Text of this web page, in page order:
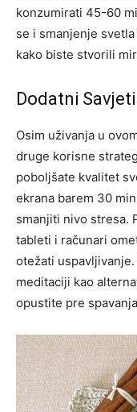
konzumirati 45-60
se i smanjenje
kako biste stvorili
Dodatni
Osim uživanja u
druge korisne
poboljšate kvalitet
ekrana barem 30
smanjiti nivo stresa.
tableti i računari
otežati uspavljivanje.
meditaciji kao
opustite pre